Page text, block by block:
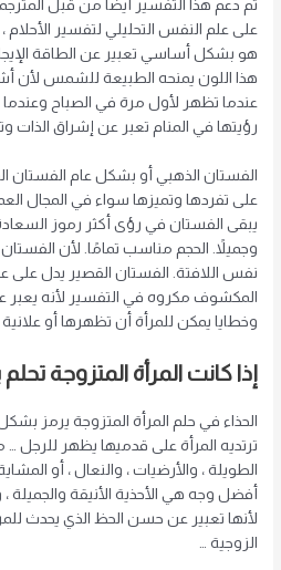
تم دعم هذا التفسير أيضًا من قبل
على علم النفس التحليلي لتفسير الأحلام
هو بشكل أساسي تعبير عن الطاقة
هذا اللون يمنحه الطبيعة للشمس لأن
عندما تظهر لأول مرة في الصباح
رؤيتها في المنام تعبر عن إشراق الذات
الفستان الذهبي أو بشكل عام الفستان
على تفردها وتميزها سواء في المجال
يبقى الفستان في رؤى أكثر رموز
وجميلاً. الحجم مناسب تمامًا. لأن
نفس اللافتة. الفستان القصير يدل على
المكشوف مكروه في التفسير لأنه يعبر
وخطايا يمكن للمرأة أن تظهرها أو
إذا كانت المرأة المتزوجة
الحذاء في حلم المرأة المتزوجة يرمز
ترتديه المرأة على قدميها يظهر للرجل …
الطويلة ، والأرضيات ، والنعال ، أو
أفضل وجه هي الأحذية الأنيقة والجميلة
لأنها تعبير عن حسن الحظ الذي يحدث
الزوجية …